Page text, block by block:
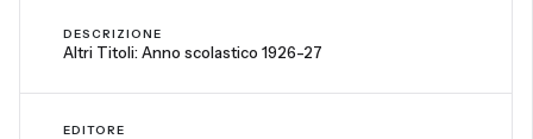
DESCRIZIONE
Altri Titoli: Anno scolastico 1926-27
EDITORE